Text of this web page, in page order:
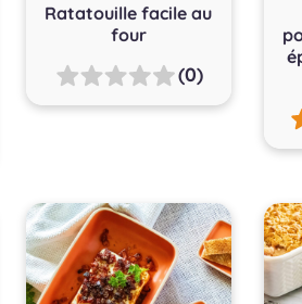
Ratatouille facile au
four
(0)